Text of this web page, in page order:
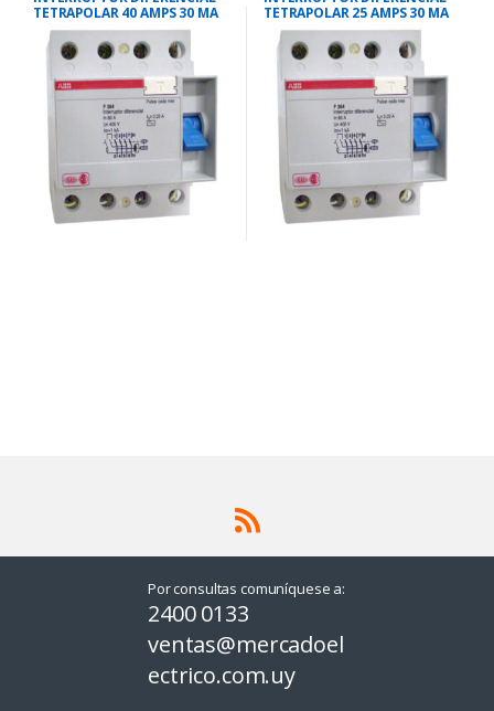
TETRAPOLAR 40 AMPS 30 MA
TETRAPOLAR 25 AMPS 30 MA
Por consultas comuníquese a:
2400 0133
ventas@mercadoel
ectrico.com.uy